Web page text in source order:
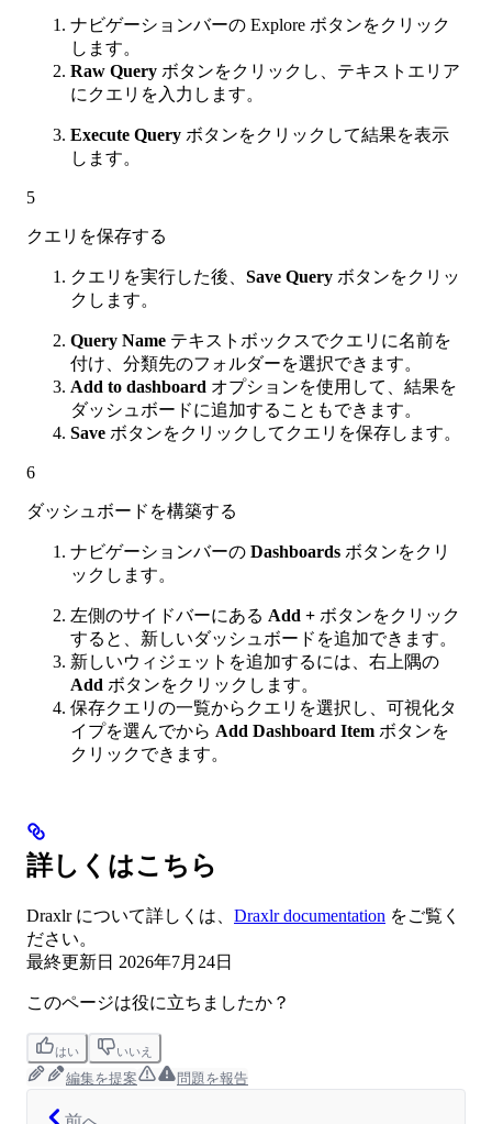
ナビゲーションバーの Explore ボタンをクリック
します。
Raw Query ボタンをクリックし、テキストエリア
にクエリを入力します。
Execute Query ボタンをクリックして結果を表示
します。
5
クエリを保存する
クエリを実行した後、 Save Query ボタンをクリッ
クします。
Query Name テキストボックスでクエリに名前を
付け、分類先のフォルダーを選択できます。
Add to dashboard オプションを使用して、結果を
ダッシュボードに追加することもできます。
Save ボタンをクリックしてクエリを保存します。
6
ダッシュボードを構築する
ナビゲーションバーの Dashboards ボタンをクリ
ックします。
左側のサイドバーにある Add + ボタンをクリック
すると、新しいダッシュボードを追加できます。
新しいウィジェットを追加するには、右上隅の
Add ボタンをクリックします。
保存クエリの一覧からクエリを選択し、可視化タ
イプを選んでから Add Dashboard Item ボタンを
クリックできます。
詳しくはこちら
Draxlr について詳しくは、 Draxlr documentation をご覧く
ださい。
最終更新日 2026年7月24日
このページは役に立ちましたか？
はい いいえ
編集を提案 問題を報告